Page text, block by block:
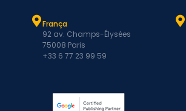
França
92 av. Champs-Élysées
75008 Paris
+33 6 77 23 99 59